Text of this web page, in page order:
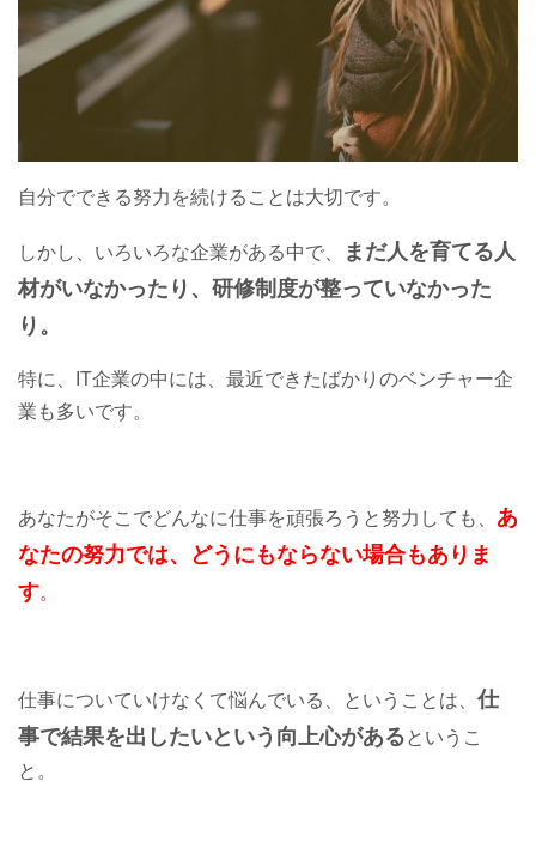
自分でできる努力を続けることは大切です。
しかし、いろいろな企業がある中で、
まだ人を育てる人
材がいなかったり、研修制度が整っていなかった
り。
特に、IT企業の中には、最近できたばかりのベンチャー企
業も多いです。
あなたがそこでどんなに仕事を頑張ろうと努力しても、 あ
なたの努力では、どうにもならない場合もありま
す。
仕事についていけなくて悩んでいる、ということは、 仕
事で結果を出したいという向上心があるというこ
と。